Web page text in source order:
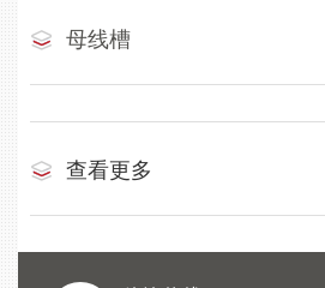
母线槽
查看更多